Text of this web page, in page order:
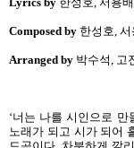
Composed by 한성호, 서
Arranged by 박수석, 고
‘너는 나를 시인으로 만
노래가 되고 시가 되어